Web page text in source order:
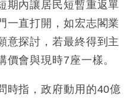
淨利創新高 中期息增15%至
年GDP預測至4.5% 看好貿易
要求交「保證金」 43歲女子
期內讓居民短暫重返單
一直打開，如宏志閣業
意探討，若最終得到主
會與現時7座一樣。
時指，政府動用的40億